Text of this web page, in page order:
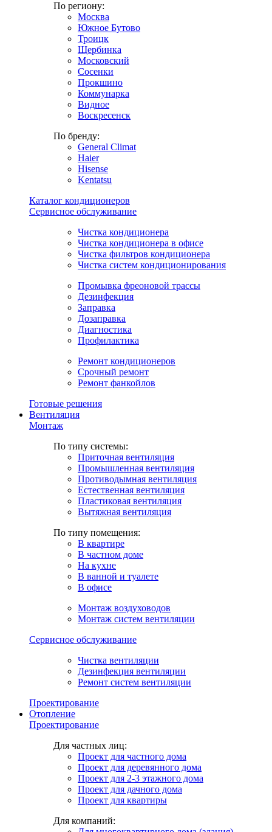
По региону:
Москва
Южное Бутово
Троицк
Щербинка
Московский
Сосенки
Прокшино
Коммунарка
Видное
Воскресенск
По бренду:
General Climat
Haier
Hisense
Kentatsu
Каталог кондиционеров
Сервисное обслуживание
Чистка кондиционера
Чистка кондиционера в офисе
Чистка фильтров кондиционера
Чистка систем кондиционирования
Промывка фреоновой трассы
Дезинфекция
Заправка
Дозаправка
Диагностика
Профилактика
Ремонт кондиционеров
Срочный ремонт
Ремонт фанкойлов
Готовые решения
Вентиляция
Монтаж
По типу системы:
Приточная вентиляция
Промышленная вентиляция
Противодымная вентиляция
Естественная вентиляция
Пластиковая вентиляция
Вытяжная вентиляция
По типу помещения:
В квартире
В частном доме
На кухне
В ванной и туалете
В офисе
Монтаж воздуховодов
Монтаж систем вентиляции
Сервисное обслуживание
Чистка вентиляции
Дезинфекция вентиляции
Ремонт систем вентиляции
Проектирование
Отопление
Проектирование
Для частных лиц:
Проект для частного дома
Проект для деревянного дома
Проект для 2-3 этажного дома
Проект для дачного дома
Проект для квартиры
Для компаний: